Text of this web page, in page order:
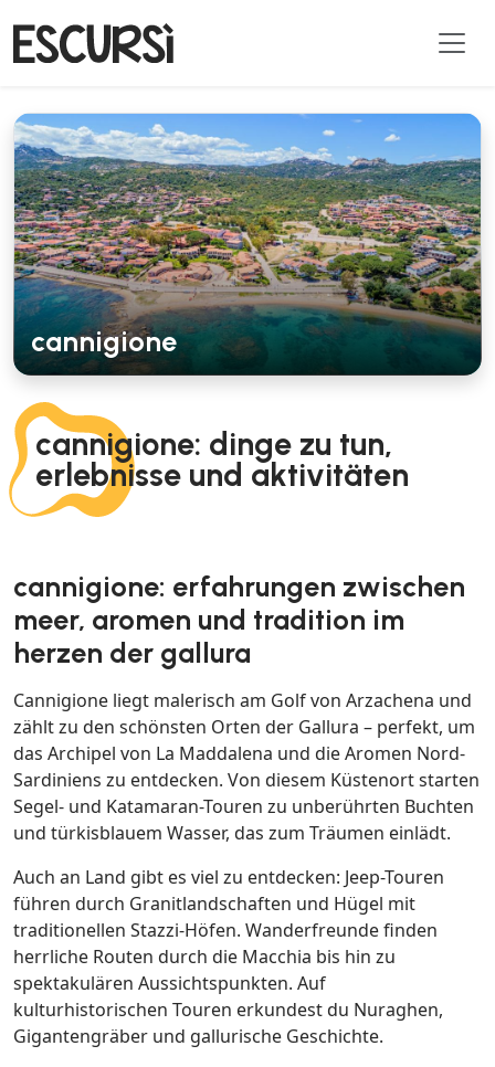
cannigione: dinge zu tun,
erlebnisse und aktivitäten
cannigione
cannigione: erfahrungen zwischen
meer, aromen und tradition im
herzen der gallura
Cannigione liegt malerisch am Golf von Arzachena und
zählt zu den schönsten Orten der Gallura – perfekt, um
das Archipel von La Maddalena und die Aromen Nord-
Sardiniens zu entdecken. Von diesem Küstenort starten
Segel- und Katamaran-Touren zu unberührten Buchten
und türkisblauem Wasser, das zum Träumen einlädt.
Auch an Land gibt es viel zu entdecken: Jeep-Touren
führen durch Granitlandschaften und Hügel mit
traditionellen Stazzi-Höfen. Wanderfreunde finden
herrliche Routen durch die Macchia bis hin zu
spektakulären Aussichtspunkten. Auf
kulturhistorischen Touren erkundest du Nuraghen,
Gigantengräber und gallurische Geschichte.